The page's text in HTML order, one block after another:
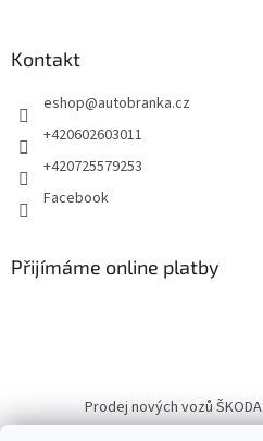
Kontakt
eshop@autobranka.cz
+420602603011
+420725579253
Facebook
Přijímáme online platby
Prodej nových vozů ŠKODA